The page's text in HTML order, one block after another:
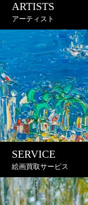
ARTISTS
アーティスト
SERVICE
絵画買取サービス